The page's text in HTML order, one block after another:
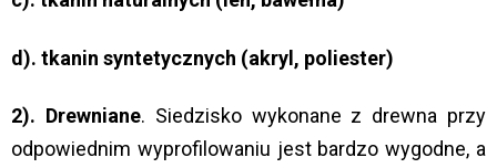
d). tkanin syntetycznych (akryl, poliester)
2). Drewniane. Siedzisko wykonane z drewna przy
odpowiednim wyprofilowaniu jest bardzo wygodne, a